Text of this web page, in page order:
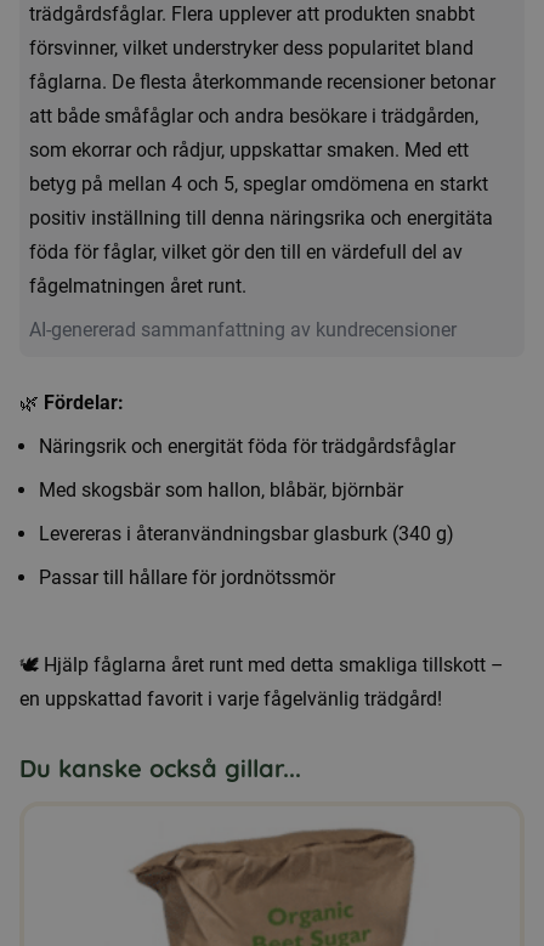
glasburk
mängd
trädgårdsfåglar. Flera upplever att produkten snabbt
försvinner, vilket understryker dess popularitet bland
fåglarna. De flesta återkommande recensioner betonar
att både småfåglar och andra besökare i trädgården,
som ekorrar och rådjur, uppskattar smaken. Med ett
betyg på mellan 4 och 5, speglar omdömena en starkt
positiv inställning till denna näringsrika och energitäta
föda för fåglar, vilket gör den till en värdefull del av
fågelmatningen året runt.
AI-genererad sammanfattning av kundrecensioner
🌿 Fördelar:
Näringsrik och energität föda för trädgårdsfåglar
Med skogsbär som hallon, blåbär, björnbär
Levereras i återanvändningsbar glasburk (340 g)
Passar till hållare för jordnötssmör
🕊️ Hjälp fåglarna året runt med detta smakliga tillskott –
en uppskattad favorit i varje fågelvänlig trädgård!
Du kanske också gillar...